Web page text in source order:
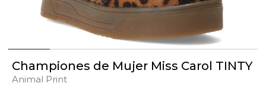
Championes de Mujer Miss Carol TINTY
Animal Print